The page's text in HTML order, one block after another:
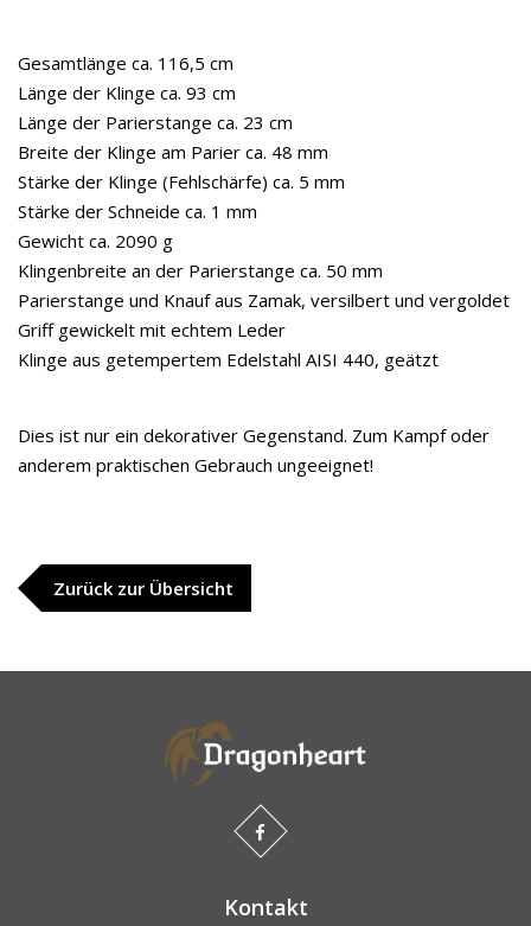
Gesamtlänge ca. 116,5 cm
Länge der Klinge ca. 93 cm
Länge der Parierstange ca. 23 cm
Breite der Klinge am Parier ca. 48 mm
Stärke der Klinge (Fehlschärfe) ca. 5 mm
Stärke der Schneide ca. 1 mm
Gewicht ca. 2090 g
Klingenbreite an der Parierstange ca. 50 mm
Parierstange und Knauf aus Zamak, versilbert und vergoldet
Griff gewickelt mit echtem Leder
Klinge aus getempertem Edelstahl AISI 440, geätzt
Dies ist nur ein dekorativer Gegenstand. Zum Kampf oder
anderem praktischen Gebrauch ungeeignet!
Zurück zur Übersicht
Kontakt